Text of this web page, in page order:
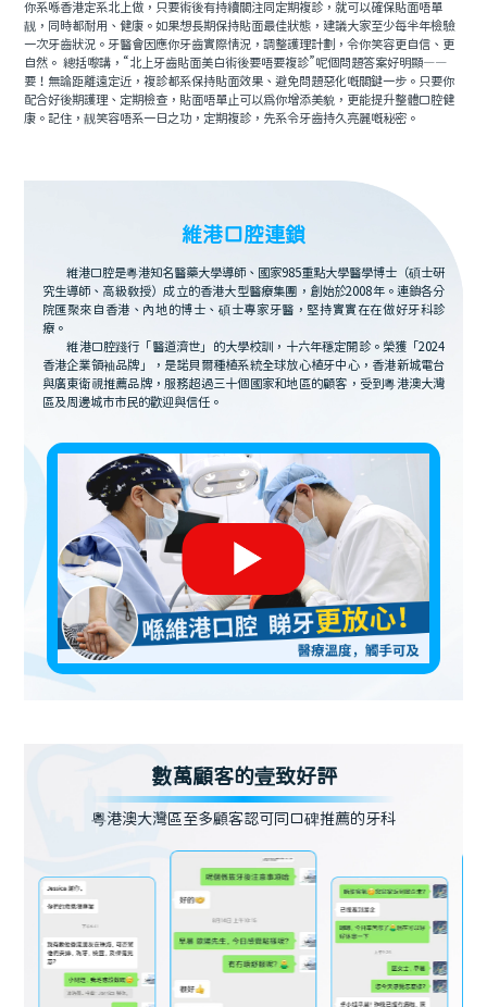
你系喺香港定系北上做，只要術後有持續關注同定期複診，就可以確保貼面唔單
靓，同時都耐用、健康。如果想長期保持貼面最佳狀態，建議大家至少每半年檢驗
一次牙齒狀況。牙醫會因應你牙齒實際情況，調整護理計劃，令你笑容更自信、更
自然。 總括嚟講，“北上牙齒貼面美白術後要唔要複診”呢個問題答案好明顯——
要！無論距離遠定近，複診都系保持貼面效果、避免問題惡化嘅關鍵一步。只要你
配合好後期護理、定期檢查，貼面唔單止可以爲你增添美貌，更能提升整體口腔健
康。記住，靓笑容唔系一日之功，定期複診，先系令牙齒持久亮麗嘅秘密。
維港口腔連鎖
維港口腔是粵港知名醫藥大學導師、國家985重點大學醫學博士（碩士研
究生導師、高級教授）成立的香港大型醫療集團，創始於2008年。連鎖各分
院匯聚來自香港、內地的博士、碩士專家牙醫，堅持實實在在做好牙科診
療。
維港口腔踐行「醫道濟世」的大學校訓，十六年穩定開診。榮獲「2024
香港企業領袖品牌」，是諾貝爾種植系統全球放心植牙中心，香港新城電台
與廣東衛視推薦品牌，服務超過三十個國家和地區的顧客，受到粵港澳大灣
區及周邊城市市民的歡迎與信任。
數萬顧客的壹致好評
粵港澳大灣區至多顧客認可同口碑推薦的牙科